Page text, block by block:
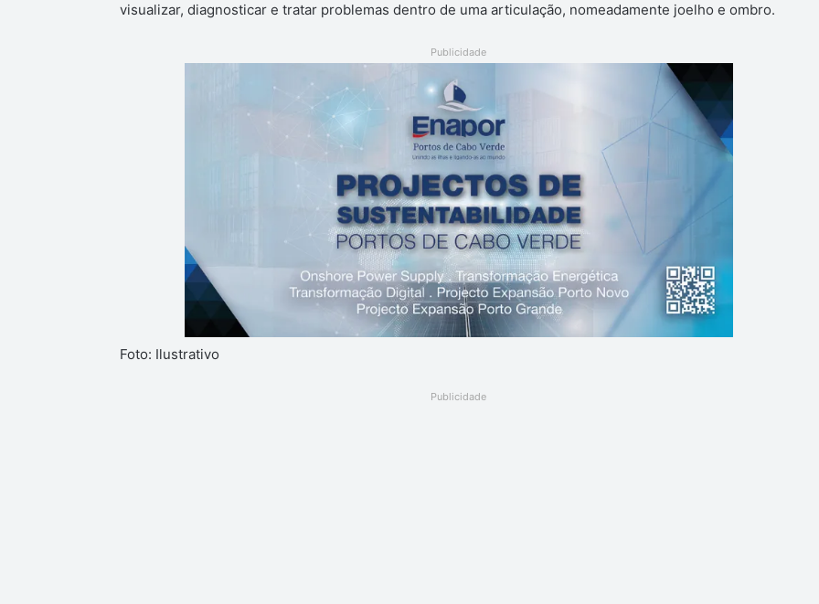
visualizar, diagnosticar e tratar problemas dentro de uma articulação, nomeadamente joelho e ombro.
Publicidade
Foto: Ilustrativo
Publicidade